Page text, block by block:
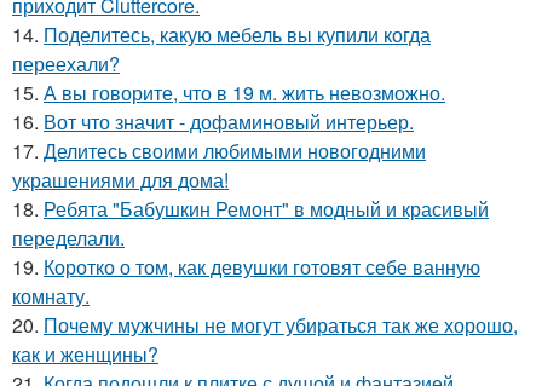
приходит Cluttercore.
14. Поделитесь, какую мебель вы купили когда
переехали?
15. А вы говорите, что в 19 м. жить невозможно.
16. Вот что значит - дофаминовый интерьер.
17. Делитесь своими любимыми новогодними
украшениями для дома!
18. Ребята "Бабушкин Ремонт" в модный и красивый
переделали.
19. Коротко о том, как девушки готовят себе ванную
комнату.
20. Почему мужчины не могут убираться так же хорошо,
как и женщины?